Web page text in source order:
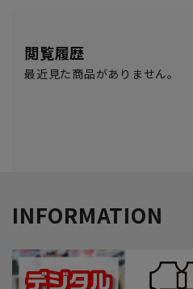
閲覧履歴
最近見た商品がありません。
INFORMATION